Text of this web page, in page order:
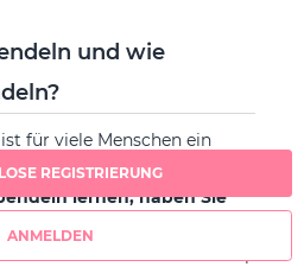
REGISTRIERUNG
ANMELDEN
und wie
für viele Menschen ein
völligen Entspannung
lernen, haben Sie
Hand, das Ihnen in fast